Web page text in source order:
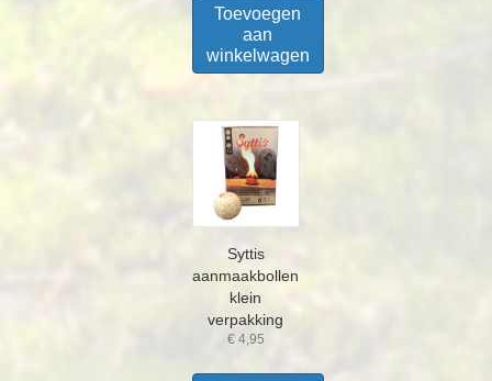
Toevoegen
aan
winkelwagen
Syttis
aanmaakbollen
klein
verpakking
€4,95